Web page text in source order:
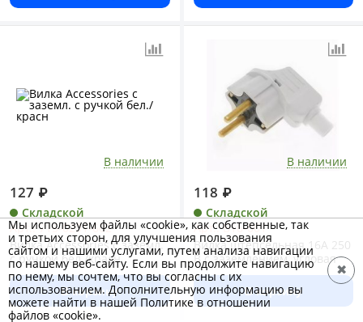
В наличии
127 ₽
Складской
Арт.: 715-0201-602
Вилка Accessories с заземл.
с ручкой бел./красн
В корзину
В наличии
118 ₽
Складской
Арт.: В16-001
Вилка штепсельная 16А 250
В с заземлением, угловая
В корзину
Мы используем файлы «cookie», как собственные, так
и третьих сторон, для улучшения пользования
сайтом и нашими услугами, путем анализа навигации
по нашему веб-сайту. Если вы продолжите навигацию
по нему, мы сочтем, что вы согласны с их
использованием. Дополнительную информацию вы
можете найти в нашей Политике в отношении
файлов «cookie».
✖